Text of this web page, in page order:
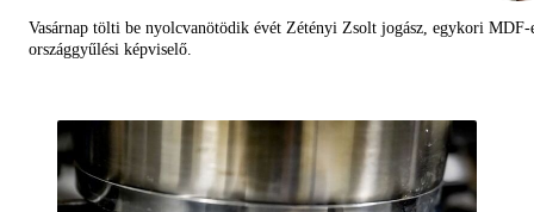
Vasárnap tölti be nyolcvanötödik évét Zétényi Zsolt jogász, egykori MDF-
országgyűlési képviselő.